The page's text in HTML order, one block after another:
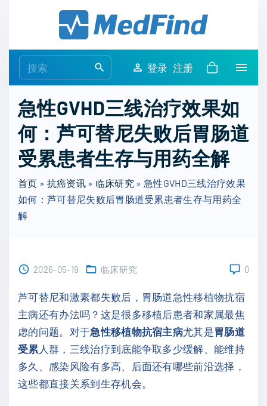
e
r
c
h
f
r
:
登录 注册
急性GVHD三线治疗效果如
何：芦可替尼失败后胃肠道
受累患者生存与用药全解
首页 » 抗癌资讯» 临床研究 » 急性GVHD三线治疗效果
如何：芦可替尼失败后胃肠道受累患者生存与用药全
解
2026-05-19 临床研究 0
芦可替尼和激素都失败后，胃肠道急性移植物抗宿
主病还有办法吗？这是很多移植后患者和家属最焦
虑的问题。对于急性移植物抗宿主病尤其是胃肠道
受累 人群，三线治疗到底能争取多少缓解、能维持
多久、感染风险有多高、后面还有哪些前沿选择，
这些都直接关系到生存机会。